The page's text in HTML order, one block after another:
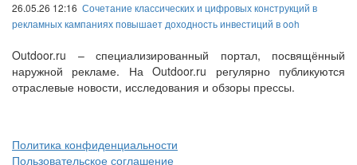
26.05.26 12:16 Сочетание классических и цифровых конструкций в
рекламных кампаниях повышает доходность инвестиций в ooh
Outdoor.ru – специализированный портал, посвящённый
наружной рекламе. На Outdoor.ru регулярно публикуются
отраслевые новости, исследования и обзоры прессы.
Политика конфиденциальности
Пользовательское соглашение